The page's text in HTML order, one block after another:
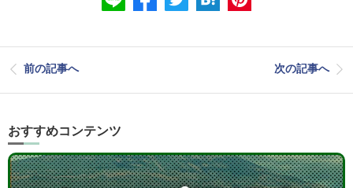
前の記事へ 次の記事へ
おすすめコンテンツ